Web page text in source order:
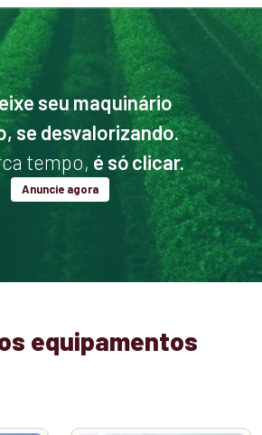
seu maquinário
se desvalorizando.
tempo, é só clicar.
Anuncie agora
equipamentos